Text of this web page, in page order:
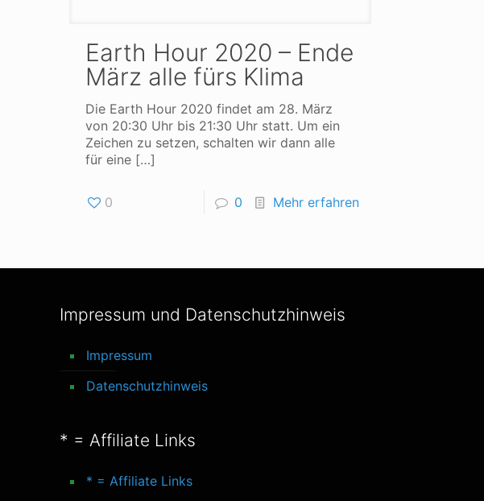
Earth Hour 2020 – Ende
März alle fürs Klima
Die Earth Hour 2020 findet am 28. März
von 20:30 Uhr bis 21:30 Uhr statt. Um ein
Zeichen zu setzen, schalten wir dann alle
für eine[…]
0 0 Mehr erfahren
Impressum und Datenschutzhinweis
Impressum
Datenschutzhinweis
* = Affiliate Links
* = Affiliate Links